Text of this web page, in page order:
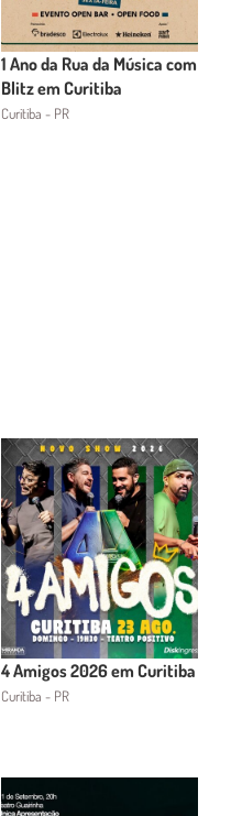
1 Ano da Rua da Música com
Blitz em Curitiba
Curitiba - PR
4 Amigos 2026 em Curitiba
Curitiba - PR